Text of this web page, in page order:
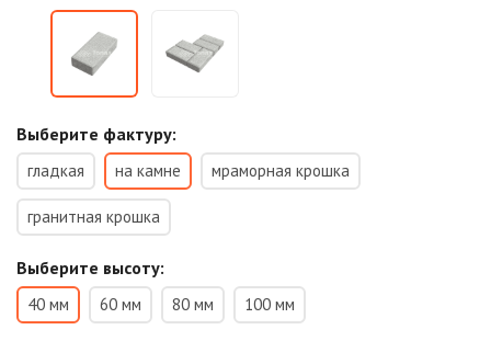
Выберите фактуру:
гладкая на камне мраморная крошка
гранитная крошка
Выберите высоту:
40 мм 60 мм 80 мм 100 мм